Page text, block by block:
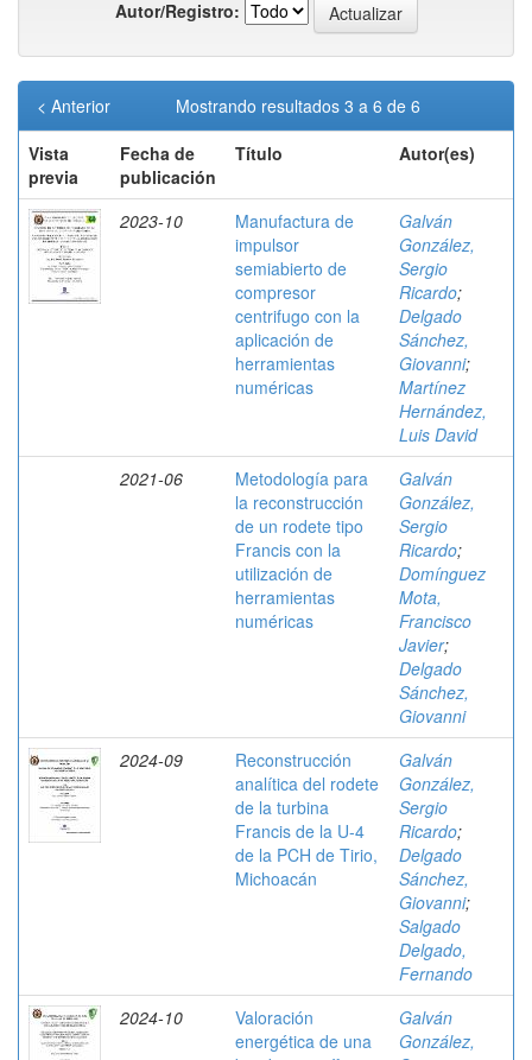
Autor/Registro:
Mostrando resultados 3 a 6 de 6
< Anterior
Vista
previa
Fecha de
publicación
Título Autor(es)
2023-10
Manufactura de
impulsor
semiabierto de
compresor
centrifugo con la
aplicación de
herramientas
numéricas
Galván
González,
Sergio
Ricardo;
Delgado
Sánchez,
Giovanni;
Martínez
Hernández,
Luis David
2021-06
Metodología para
la reconstrucción
de un rodete tipo
Francis con la
utilización de
herramientas
numéricas
Galván
González,
Sergio
Ricardo;
Domínguez
Mota,
Francisco
Javier;
Delgado
Sánchez,
Giovanni
2024-09
Reconstrucción
analítica del rodete
de la turbina
Francis de la U-4
de la PCH de Tirio,
Michoacán
Galván
González,
Sergio
Ricardo;
Delgado
Sánchez,
Giovanni;
Salgado
Delgado,
Fernando
2024-10
Valoración
energética de una
Galván
González,